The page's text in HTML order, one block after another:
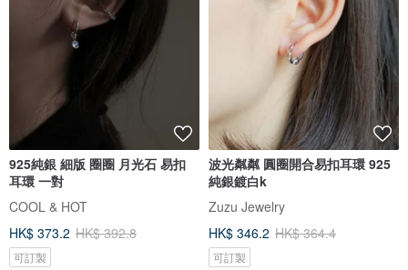
925純銀 細版 圈圈 月光石 易扣
耳環 一對
COOL & HOT
HK$ 373.2 HK$ 392.8
可訂製
波光粼粼 圓圈開合易扣耳環 925
純銀鍍白k
Zuzu Jewelry
HK$ 346.2 HK$ 364.4
可訂製